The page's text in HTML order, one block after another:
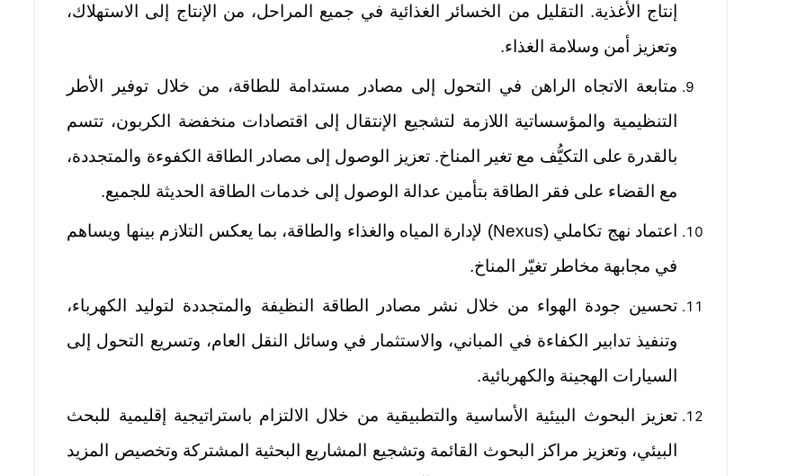
إنتاج الأغذية. التقليل من الخسائر الغذائية في جميع المراحل، من الإنتاج إلى الاستهلاك،
وتعزيز أمن وسلامة الغذاء.
متابعة الاتجاه الراهن في التحول إلى مصادر مستدامة للطاقة، من خلال توفير الأطر
التنظيمية والمؤسساتية اللازمة لتشجيع الإنتقال إلى اقتصادات منخفضة الكربون، تتسم
بالقدرة على التكيُّف مع تغير المناخ. تعزيز الوصول إلى مصادر الطاقة الكفوءة والمتجددة،
مع القضاء على فقر الطاقة بتأمين عدالة الوصول إلى خدمات الطاقة الحديثة للجميع.
اعتماد نهج تكاملي (Nexus) لإدارة المياه والغذاء والطاقة، بما يعكس التلازم بينها ويساهم
في مجابهة مخاطر تغيّر المناخ.
تحسین جودة الهواء من خلال نشر مصادر الطاقة النظيفة والمتجددة لتولید الكهرباء،
وتنفیذ تدابیر الکفاءة في المباني، والاستثمار في وسائل النقل العام، وتسریع التحول إلی
السیارات الهجینة والكهربائیة.
تعزيز البحوث البيئية الأساسية والتطبيقية من خلال الالتزام باستراتيجية إقليمية للبحث
البيئي، وتعزيز مراكز البحوث القائمة وتشجيع المشاريع البحثية المشتركة وتخصيص المزيد